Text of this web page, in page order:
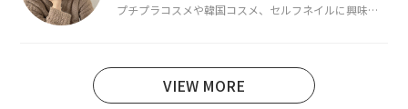
プチプラコスメや韓国コスメ、セルフネイルに興味が
日本化粧品検定1級保有。
VIEW MORE